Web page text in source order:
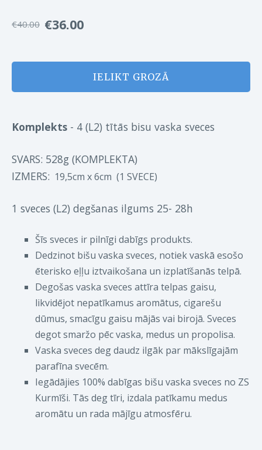
€40.00 €36.00
IELIKT GROZĀ
Komplekts - 4 (L2) tītās bisu vaska sveces
SVARS: 528g (KOMPLEKTA)
IZMERS: 19,5cm x 6cm (1 SVECE)
1 sveces (L2) degšanas ilgums 25- 28h
Šīs sveces ir pilnīgi dabīgs produkts.
Dedzinot bišu vaska sveces, notiek vaskā esošo
ēterisko eļļu iztvaikošana un izplatīšanās telpā.
Degošas vaska sveces attīra telpas gaisu,
likvidējot nepatīkamus aromātus, cigarešu
dūmus, smacīgu gaisu mājās vai birojā. Sveces
degot smaržo pēc vaska, medus un propolisa.
Vaska sveces deg daudz ilgāk par mākslīgajām
parafīna svecēm.
Iegādājies 100% dabīgas bišu vaska sveces no ZS
Kurmīši. Tās deg tīri, izdala patīkamu medus
aromātu un rada mājīgu atmosfēru.